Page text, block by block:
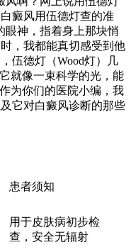
癜风用伍德灯查的准
眼神，指着身上那块悄
，我都能真切感受到他
伍德灯（Wood灯）几
就像一束科学的光，能
为你们的医院小编，我
它对白癜风诊断的那些
患者须知
用于皮肤病初步检
查，安全无辐射